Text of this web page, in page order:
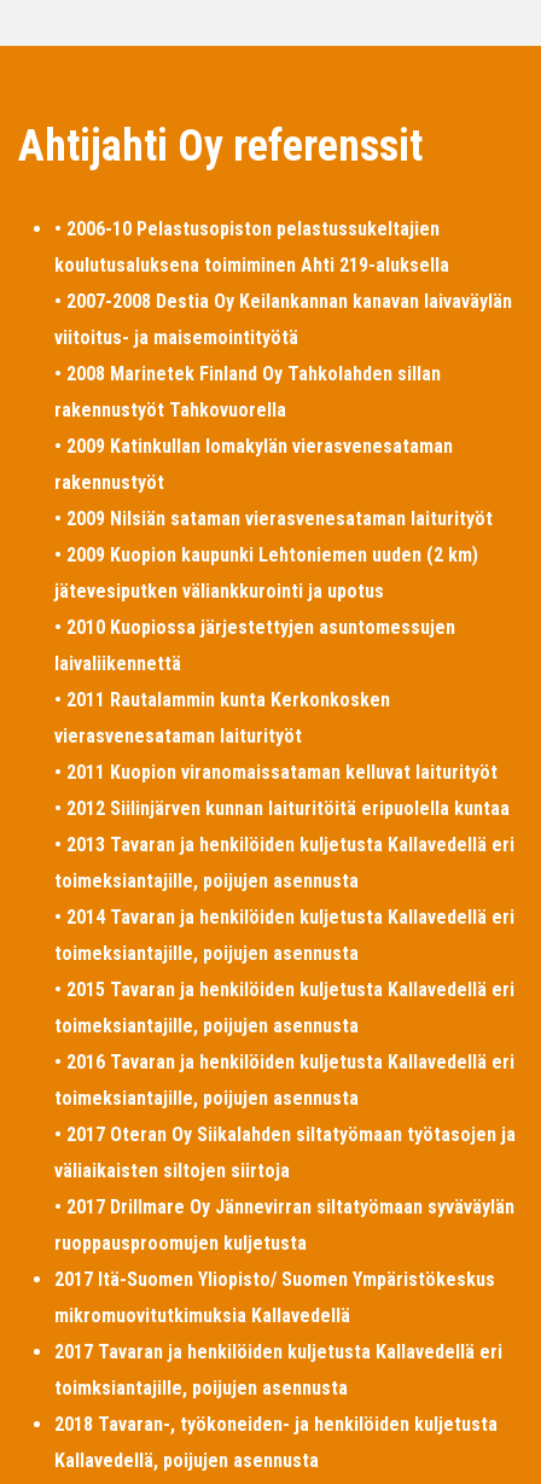
Ahtijahti Oy referenssit
• 2006-10 Pelastusopiston pelastussukeltajien
koulutusaluksena toimiminen Ahti 219-aluksella
• 2007-2008 Destia Oy Keilankannan kanavan laivaväylän
viitoitus- ja maisemointityötä
• 2008 Marinetek Finland Oy Tahkolahden sillan
rakennustyöt Tahkovuorella
• 2009 Katinkullan lomakylän vierasvenesataman
rakennustyöt
• 2009 Nilsiän sataman vierasvenesataman laiturityöt
• 2009 Kuopion kaupunki Lehtoniemen uuden (2 km)
jätevesiputken väliankkurointi ja upotus
• 2010 Kuopiossa järjestettyjen asuntomessujen
laivaliikennettä
• 2011 Rautalammin kunta Kerkonkosken
vierasvenesataman laiturityöt
• 2011 Kuopion viranomaissataman kelluvat laiturityöt
• 2012 Siilinjärven kunnan laituritöitä eripuolella kuntaa
• 2013 Tavaran ja henkilöiden kuljetusta Kallavedellä eri
toimeksiantajille, poijujen asennusta
• 2014 Tavaran ja henkilöiden kuljetusta Kallavedellä eri
toimeksiantajille, poijujen asennusta
• 2015 Tavaran ja henkilöiden kuljetusta Kallavedellä eri
toimeksiantajille, poijujen asennusta
• 2016 Tavaran ja henkilöiden kuljetusta Kallavedellä eri
toimeksiantajille, poijujen asennusta
• 2017 Oteran Oy Siikalahden siltatyömaan työtasojen ja
väliaikaisten siltojen siirtoja
• 2017 Drillmare Oy Jännevirran siltatyömaan syväväylän
ruoppausproomujen kuljetusta
2017 Itä-Suomen Yliopisto/ Suomen Ympäristökeskus
mikromuovitutkimuksia Kallavedellä
2017 Tavaran ja henkilöiden kuljetusta Kallavedellä eri
toimksiantajille, poijujen asennusta
2018 Tavaran-, työkoneiden- ja henkilöiden kuljetusta
Kallavedellä, poijujen asennusta